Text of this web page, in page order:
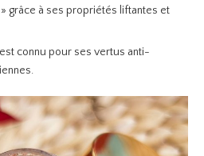
grâce à ses propriétés liftantes et
est connu pour ses vertus anti-